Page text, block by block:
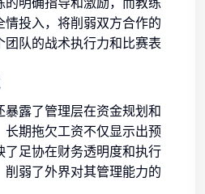
投入，将削弱双方合作的
团队的战术执行力和比赛表
露了管理层在资金规划和
长期拖欠工资不仅显示出预
了足协在财务透明度和执行
削弱了外界对其管理能力的